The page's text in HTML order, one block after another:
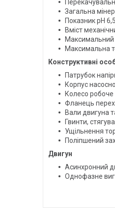
Загальна
Показник pH
Вміст
Максимальний
Максимальна
Конструктивні
Патрубок
Корпус
Колесо робоче
Фланець
Вали двигуна
Гвинти,
Ущільнення
Поліпшений
Двигун
Асинхронний
Однофазне